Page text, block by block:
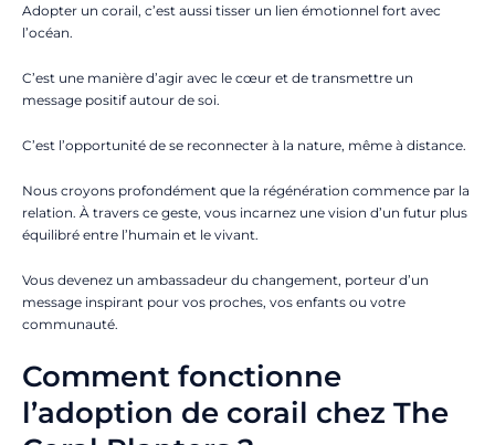
Adopter un corail, c’est aussi tisser un lien émotionnel fort avec
l’océan.
C’est une manière d’agir avec le cœur et de transmettre un
message positif autour de soi.
C’est l’opportunité de se reconnecter à la nature, même à distance.
Nous croyons profondément que la régénération commence par la
relation. À travers ce geste, vous incarnez une vision d’un futur plus
équilibré entre l’humain et le vivant.
Vous devenez un ambassadeur du changement, porteur d’un
message inspirant pour vos proches, vos enfants ou votre
communauté.
Comment fonctionne
l’adoption de corail chez The